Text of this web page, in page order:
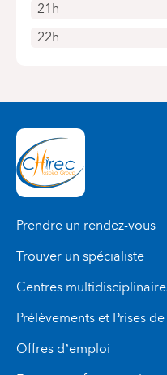
21h
22h
Prendre un rendez-vous
Trouver un spécialiste
Centres
Prélèvements et Prises
Offres d’emploi